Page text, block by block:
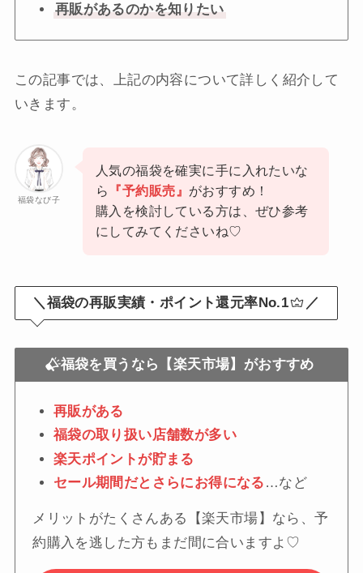
再販があるのかを知りたい
この記事では、上記の内容について詳しく紹介して
いきます。
福袋なび子
人気の福袋を確実に手に入れたいな
ら
『予約販売』 がおすすめ！
購入を検討している方は、ぜひ参考
にしてみてくださいね♡
＼福袋の再販実績・ポイント還元率No.1 ／
福袋を買うなら【楽天市場】がおすすめ
再販がある
福袋の取り扱い店舗数が多い
楽天ポイントが貯まる
セール期間だとさらにお得になる …など
メリットがたくさんある【楽天市場】なら、予
約購入を逃した方もまだ間に合いますよ♡